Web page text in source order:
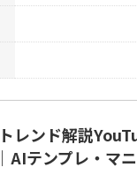
レンド解説
AIテンプレ・マ